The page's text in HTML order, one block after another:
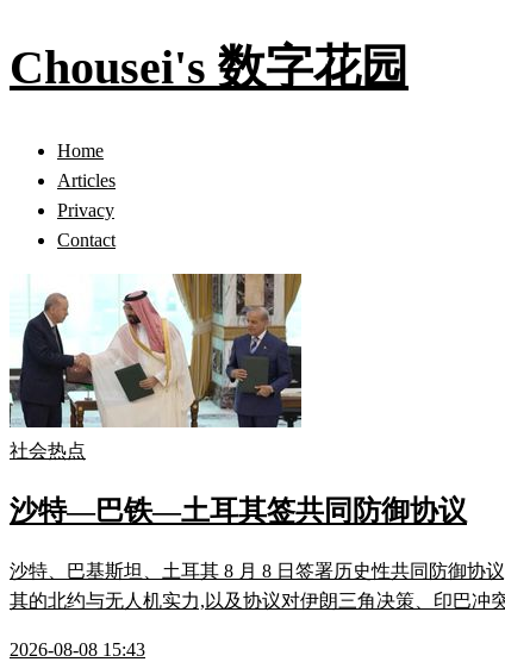
Chousei's 数字花园
Home
Articles
Privacy
Contact
社会热点
沙特—巴铁—土耳其签共同防御协议
沙特、巴基斯坦、土耳其 8 月 8 日签署历史性共同防御协
其的北约与无人机实力,以及协议对伊朗三角决策、印巴冲
2026-08-08 15:43